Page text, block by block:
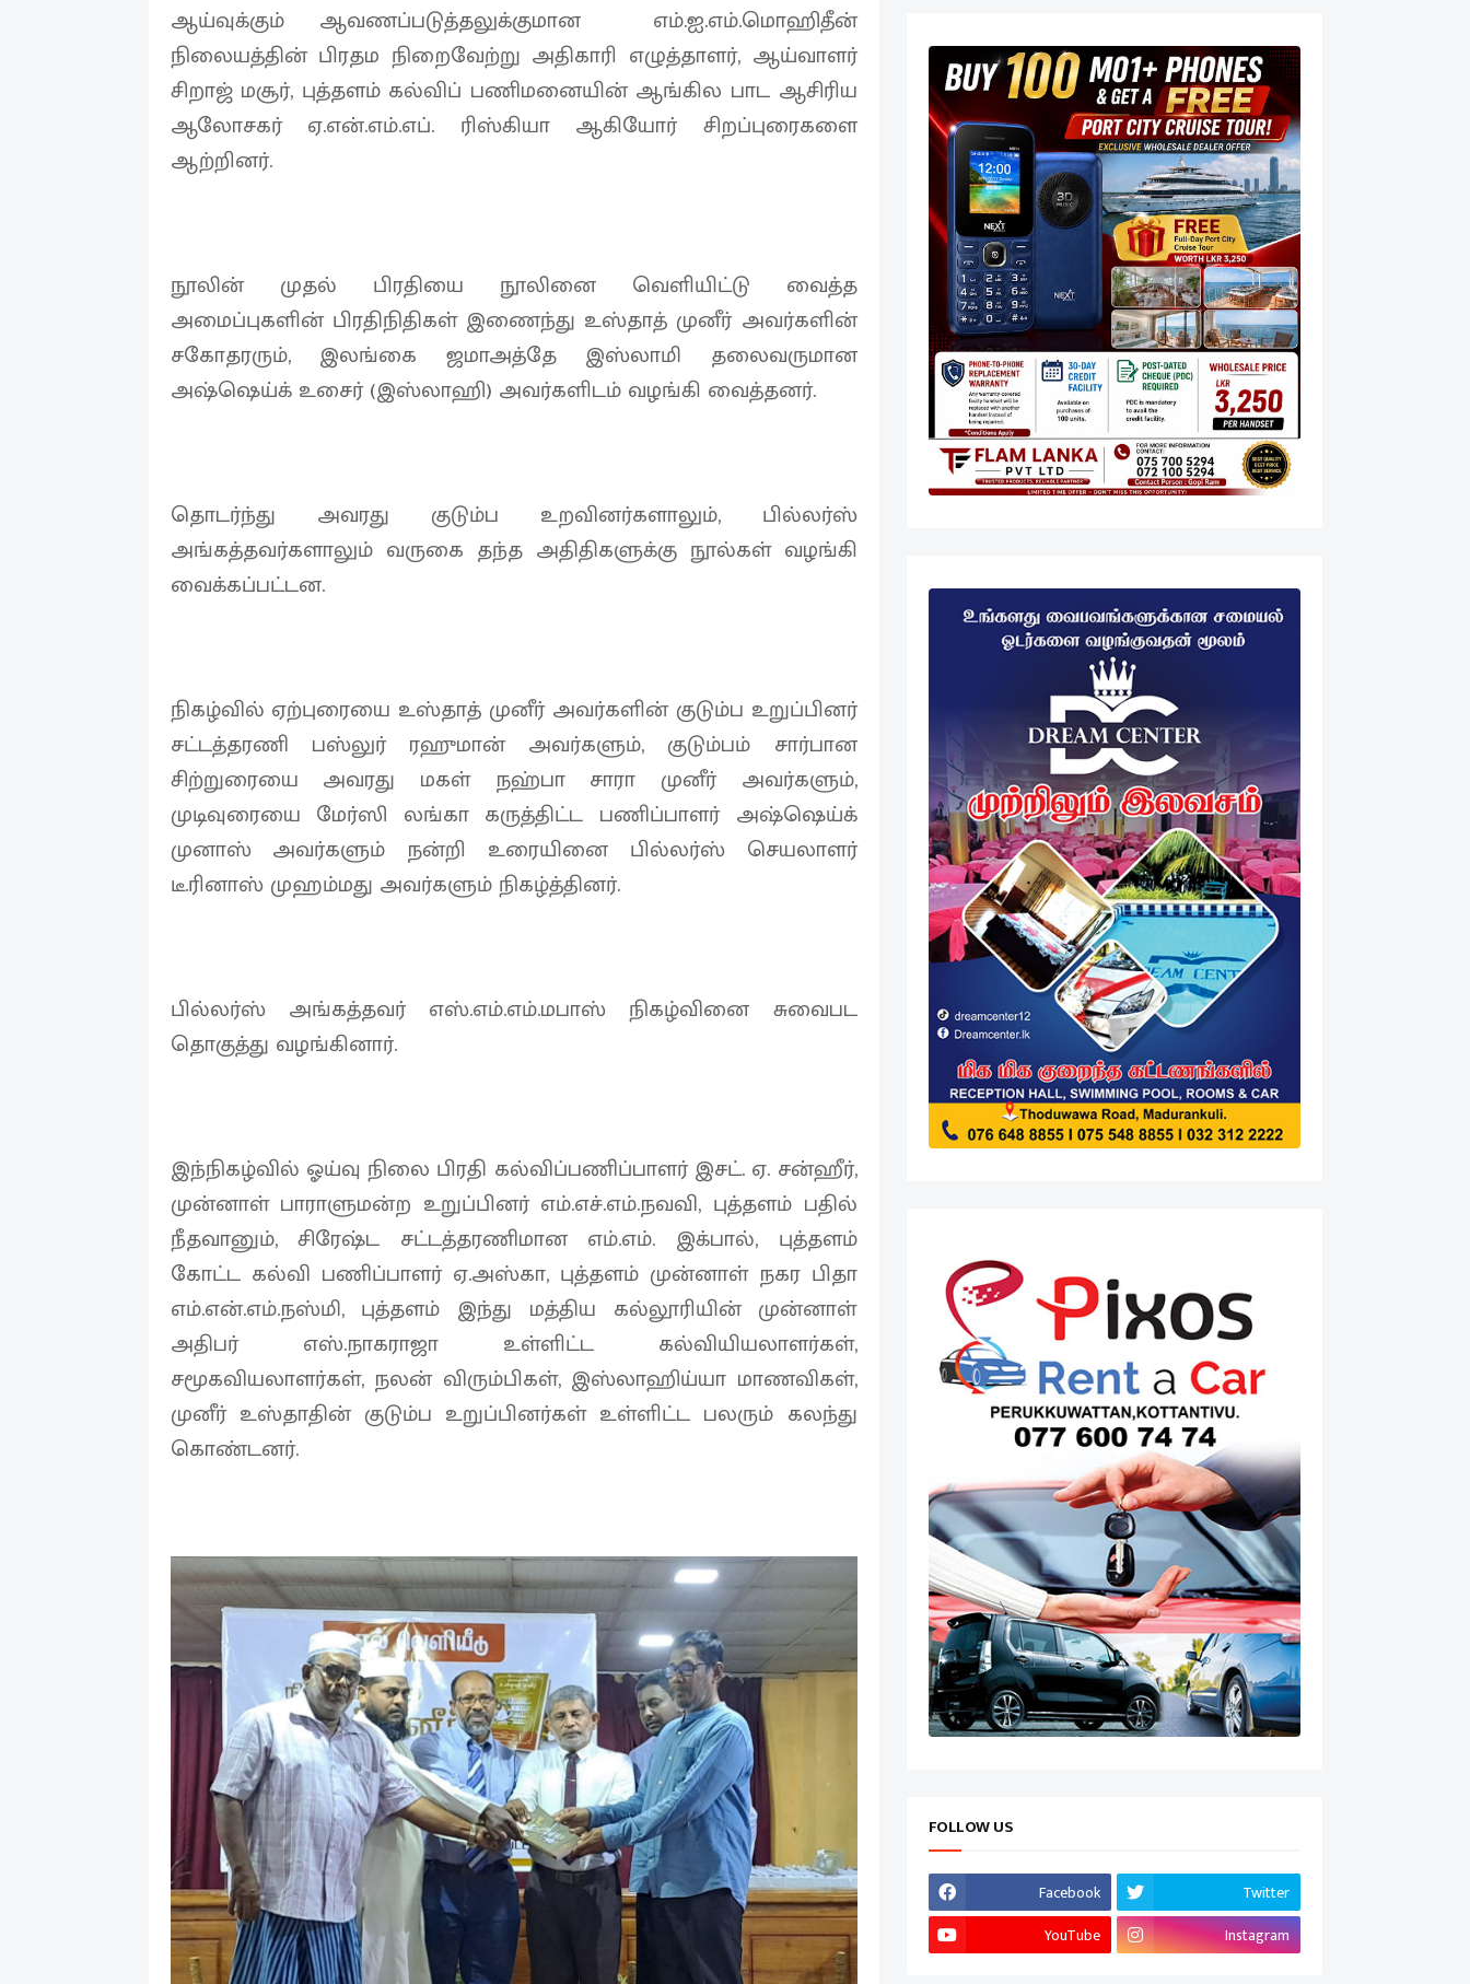
ஆய்வுக்கும் ஆவணப்படுத்தலுக்குமான எம்.ஐ.எம்.மொஹிதீன்
நிலையத்தின் பிரதம நிறைவேற்று அதிகாரி எழுத்தாளர், ஆய்வாளர்
சிறாஜ் மசூர், புத்தளம் கல்விப் பணிமனையின் ஆங்கில பாட ஆசிரிய
ஆலோசகர் ஏ.என்.எம்.எப். ரிஸ்கியா ஆகியோர் சிறப்புரைகளை
ஆற்றினர்.
நூலின் முதல் பிரதியை நூலினை வெளியிட்டு வைத்த
அமைப்புகளின் பிரதிநிதிகள் இணைந்து உஸ்தாத் முனீர் அவர்களின்
சகோதரரும், இலங்கை ஜமாஅத்தே இஸ்லாமி தலைவருமான
அஷ்ஷெய்க் உசைர் (இஸ்லாஹி) அவர்களிடம் வழங்கி வைத்தனர்.
தொடர்ந்து அவரது குடும்ப உறவினர்களாலும், பில்லர்ஸ்
அங்கத்தவர்களாலும் வருகை தந்த அதிதிகளுக்கு நூல்கள் வழங்கி
வைக்கப்பட்டன.
நிகழ்வில் ஏற்புரையை உஸ்தாத் முனீர் அவர்களின் குடும்ப உறுப்பினர்
சட்டத்தரணி பஸ்லுர் ரஹுமான் அவர்களும், குடும்பம் சார்பான
சிற்றுரையை அவரது மகள் நஹ்பா சாரா முனீர் அவர்களும்,
முடிவுரையை மேர்ஸி லங்கா கருத்திட்ட பணிப்பாளர் அஷ்ஷெய்க்
முனாஸ் அவர்களும் நன்றி உரையினை பில்லர்ஸ் செயலாளர்
டீ.ரினாஸ் முஹம்மது அவர்களும் நிகழ்த்தினர்.
பில்லர்ஸ் அங்கத்தவர் எஸ்.எம்.எம்.மபாஸ் நிகழ்வினை சுவைபட
தொகுத்து வழங்கினார்.
இந்நிகழ்வில் ஓய்வு நிலை பிரதி கல்விப்பணிப்பாளர் இசட். ஏ. சன்ஹீர்,
முன்னாள் பாராளுமன்ற உறுப்பினர் எம்.எச்.எம்.நவவி, புத்தளம் பதில்
நீதவானும், சிரேஷ்ட சட்டத்தரணிமான எம்.எம். இக்பால், புத்தளம்
கோட்ட கல்வி பணிப்பாளர் ஏ.அஸ்கா, புத்தளம் முன்னாள் நகர பிதா
எம்.என்.எம்.நஸ்மி, புத்தளம் இந்து மத்திய கல்லூரியின் முன்னாள்
அதிபர் எஸ்.நாகராஜா உள்ளிட்ட கல்வியியலாளர்கள்,
சமூகவியலாளர்கள், நலன் விரும்பிகள், இஸ்லாஹிய்யா மாணவிகள்,
முனீர் உஸ்தாதின் குடும்ப உறுப்பினர்கள் உள்ளிட்ட பலரும் கலந்து
கொண்டனர்.
FOLLOW US
Facebook
Twitter
YouTube
Instagram